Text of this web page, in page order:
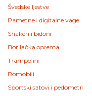
Švedske ljestve
Pametne i digitalne vage
Shakeri i bidoni
Borilačka oprema
Trampolini
Romobili
Sportski satovi i pedometri